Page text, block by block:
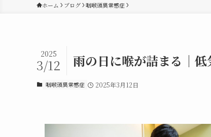
ホーム ブログ 咽喉頭異常感症
雨の日に喉が詰まる｜
2025
3/12
咽喉頭異常感症 2025年3月12日